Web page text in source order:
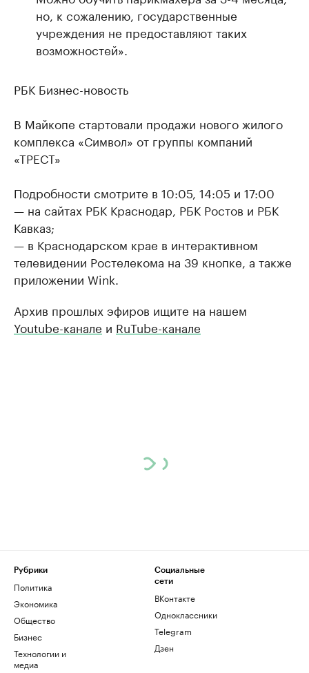
но, к сожалению, государственные
учреждения не предоставляют таких
возможностей».
РБК Бизнес-новость
В Майкопе стартовали продажи нового жилого
комплекса «Символ» от группы компаний
«ТРЕСТ»
Подробности смотрите в 10:05, 14:05 и 17:00
— на сайтах РБК Краснодар, РБК Ростов и РБК
Кавказ;
— в Краснодарском крае в интерактивном
телевидении Ростелекома на 39 кнопке, а также
приложении Wink.
Архив прошлых эфиров ищите на нашем
Youtube-канале и RuTube-канале
Рубрики
Политика
Экономика
Общество
Бизнес
Технологии и
медиа
Социальные
сети
ВКонтакте
Одноклассники
Telegram
Дзен